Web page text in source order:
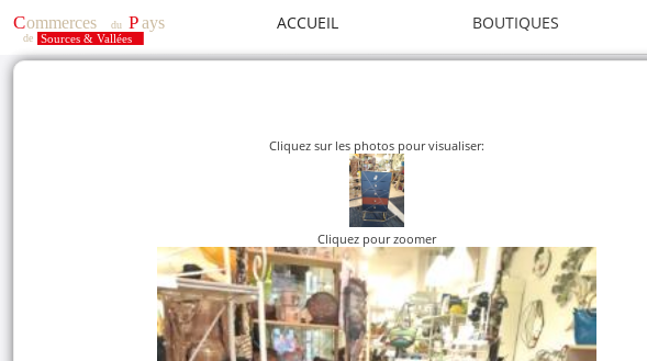
ACCUEIL BOUTIQUES
Cliquez sur les photos pour visualiser:
Cliquez pour zoomer